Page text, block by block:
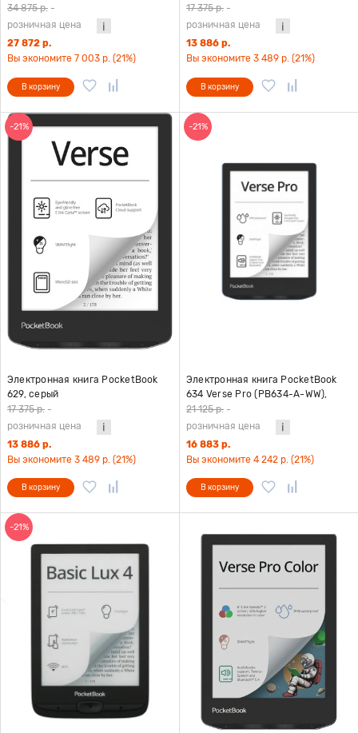
34 875 р. -
розничная цена
27 872 р.
Вы экономите 7 003 р. (21%)
В корзину
17 375 р. -
розничная цена
13 886 р.
Вы экономите 3 489 р. (21%)
В корзину
-21%
Электронная книга PocketBook
629, серый
17 375 р. -
розничная цена
13 886 р.
Вы экономите 3 489 р. (21%)
В корзину
-21%
Электронная книга PocketBook
634 Verse Pro (PB634-A-WW),
лазурный
21 125 р. -
розничная цена
16 883 р.
Вы экономите 4 242 р. (21%)
В корзину
-21%